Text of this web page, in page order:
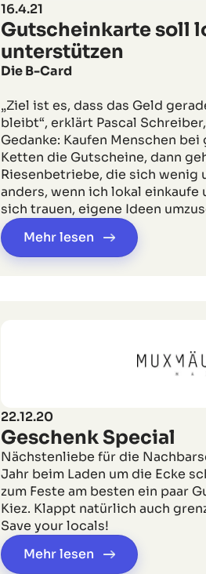
16.4.21
Gutscheinkarte soll
unterstützen
Die B-Card
„Ziel ist es, dass das Geld
bleibt“, erklärt Pascal
Gedanke: Kaufen Menschen
Ketten die Gutscheine, dann
Riesenbetriebe, die sich wenig
anders, wenn ich lokal
sich trauen, eigene Ideen
Mehr lesen
22.12.20
Geschenk Special
Nächstenliebe für die
Jahr beim Laden um die Ecke
zum Feste am besten ein paar
Kiez. Klappt natürlich auch
Save your locals!
Mehr lesen